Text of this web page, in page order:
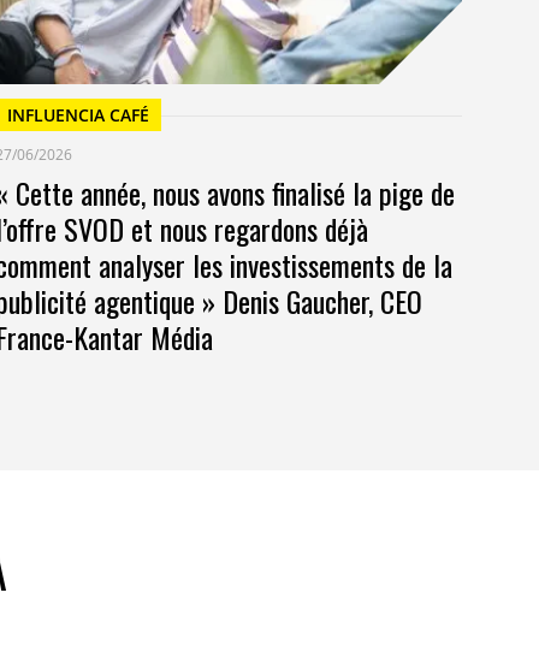
INFLUENCIA CAFÉ
06/2026
Cette année, nous avons finalisé la pige de
SVOD et nous regardons déjà
analyser les investissements de la
agentique » Denis Gaucher, CEO
Kantar Média